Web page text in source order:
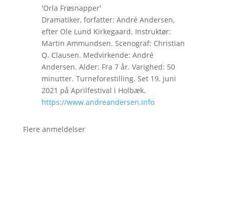
'Orla Frøsnapper'
Dramatiker, forfatter: André Andersen,
efter Ole Lund Kirkegaard. Instruktør:
Martin Ammundsen. Scenograf: Christian
Q. Clausen. Medvirkende: André
Andersen. Alder: Fra 7 år. Varighed: 50
minutter. Turneforestilling. Set 19. juni
2021 på Aprilfestival i Holbæk.
https://www.andreandersen.info
Flere anmeldelser